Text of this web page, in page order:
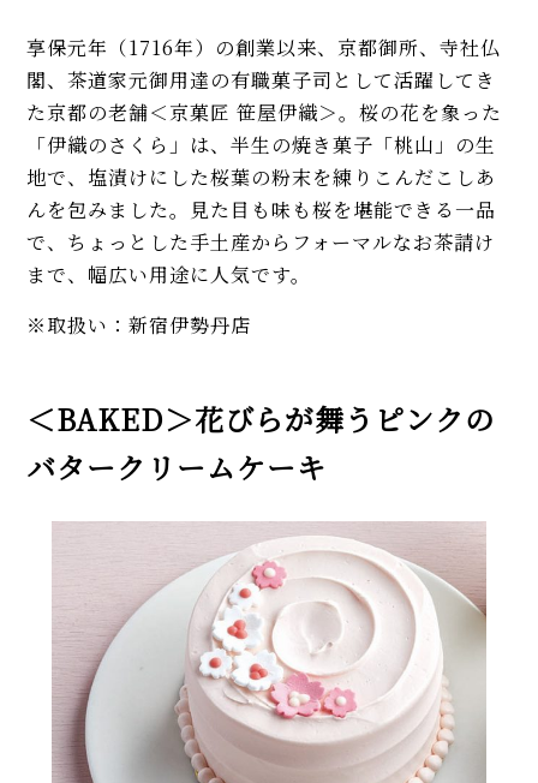
享保元年（1716年）の創業以来、京都御所、寺社仏
閣、茶道家元御用達の有職菓子司として活躍してき
た京都の老舗＜京菓匠 笹屋伊織＞。桜の花を象った
「伊織のさくら」は、半生の焼き菓子「桃山」の生
地で、塩漬けにした桜葉の粉末を練りこんだこしあ
んを包みました。見た目も味も桜を堪能できる一品
で、ちょっとした手土産からフォーマルなお茶請け
まで、幅広い用途に人気です。
※取扱い：新宿伊勢丹店
＜BAKED＞花びらが舞うピンクの
バタークリームケーキ